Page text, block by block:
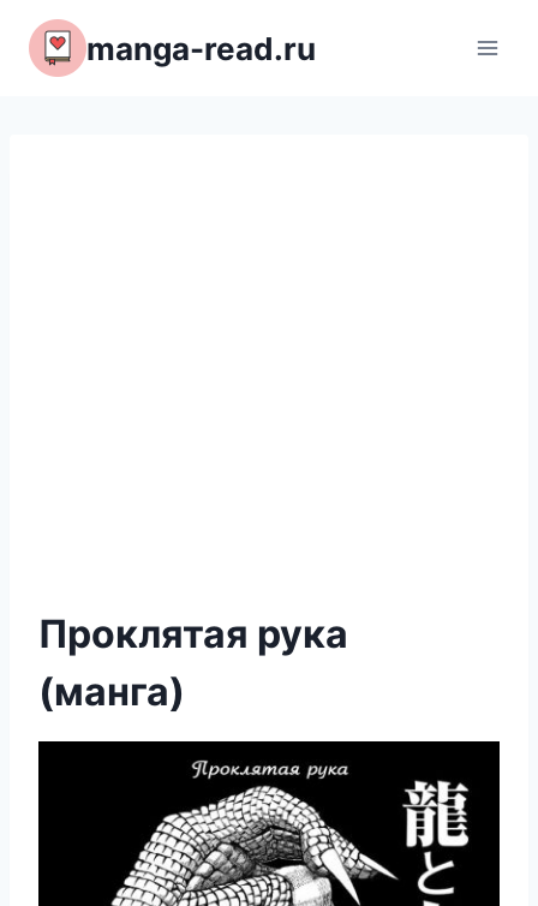
Перейти
содержимому
manga-read.ru
Проклятая рука
(манга)